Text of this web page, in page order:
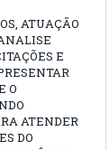
ATUAÇÃO
E
O
ATENDER
DO